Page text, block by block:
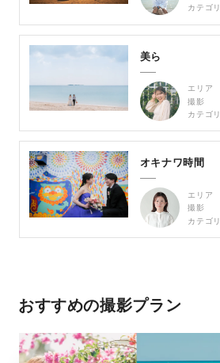
カテゴリ
美ら
エリア
撮影
カテゴリ
オキナワ時間
エリア
撮影
カテゴリ
おすすめの撮影プラン